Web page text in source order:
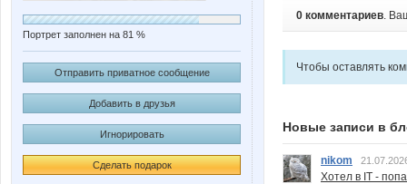
Портрет заполнен на 81 %
Отправить приватное сообщение
Добавить в друзья
Игнорировать
Сделать подарок
0 комментариев.
Чтобы оставлять
Новые записи в
nikom
Хотел в IT -